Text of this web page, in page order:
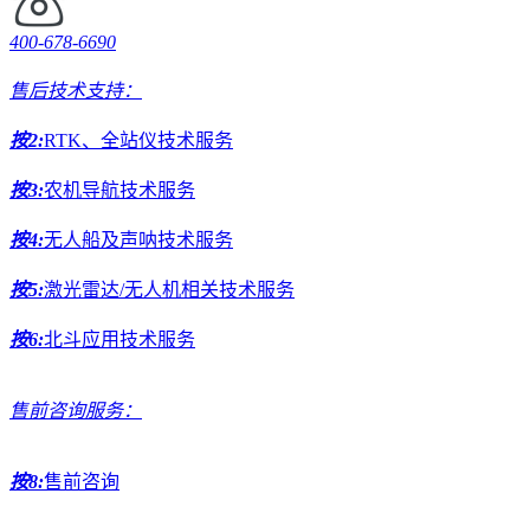
400-678-6690
售后技术支持：
按2:RTK、全站仪技术服务
按3:农机导航技术服务
按4:无人船及声呐技术服务
按5:激光雷达/无人机相关技术服务
按6:北斗应用技术服务
售前咨询服务：
按8:售前咨询